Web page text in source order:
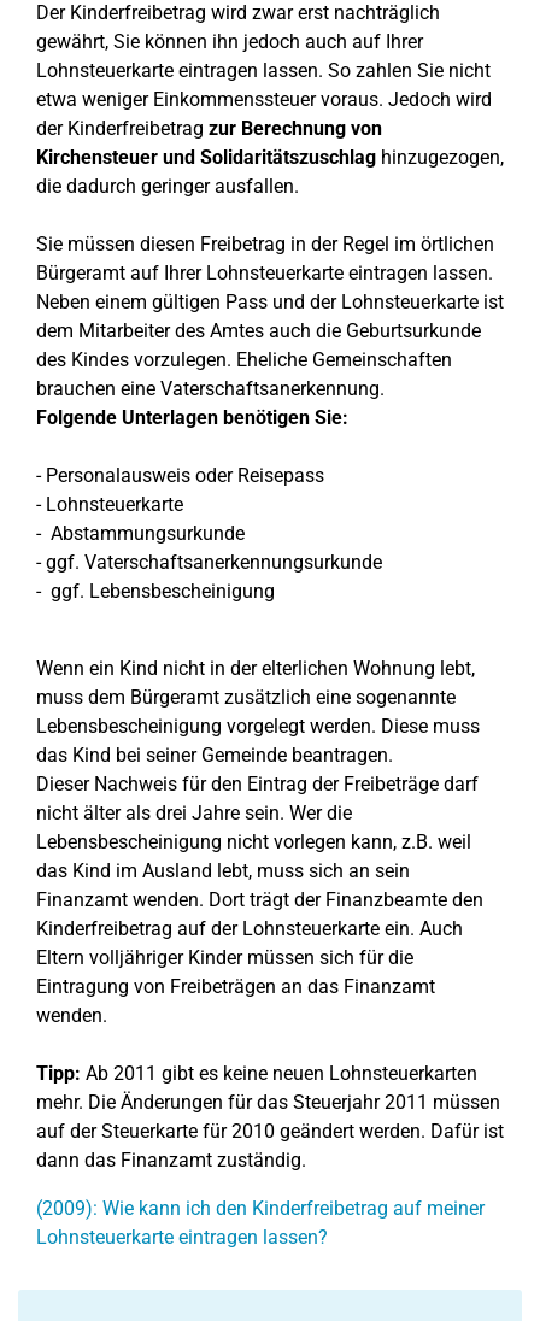
Der Kinderfreibetrag wird zwar erst nachträglich
gewährt, Sie können ihn jedoch auch auf Ihrer
Lohnsteuerkarte eintragen lassen. So zahlen Sie nicht
etwa weniger Einkommenssteuer voraus. Jedoch wird
der Kinderfreibetrag zur Berechnung von
Kirchensteuer und Solidaritätszuschlag hinzugezogen,
die dadurch geringer ausfallen.
Sie müssen diesen Freibetrag in der Regel im örtlichen
Bürgeramt auf Ihrer Lohnsteuerkarte eintragen lassen.
Neben einem gültigen Pass und der Lohnsteuerkarte ist
dem Mitarbeiter des Amtes auch die Geburtsurkunde
des Kindes vorzulegen. Eheliche Gemeinschaften
brauchen eine Vaterschaftsanerkennung.
Folgende Unterlagen benötigen Sie:
- Personalausweis oder Reisepass
- Lohnsteuerkarte
- Abstammungsurkunde
- ggf. Vaterschaftsanerkennungsurkunde
- ggf. Lebensbescheinigung
Wenn ein Kind nicht in der elterlichen Wohnung lebt,
muss dem Bürgeramt zusätzlich eine sogenannte
Lebensbescheinigung vorgelegt werden. Diese muss
das Kind bei seiner Gemeinde beantragen.
Dieser Nachweis für den Eintrag der Freibeträge darf
nicht älter als drei Jahre sein. Wer die
Lebensbescheinigung nicht vorlegen kann, z.B. weil
das Kind im Ausland lebt, muss sich an sein
Finanzamt wenden. Dort trägt der Finanzbeamte den
Kinderfreibetrag auf der Lohnsteuerkarte ein. Auch
Eltern volljähriger Kinder müssen sich für die
Eintragung von Freibeträgen an das Finanzamt
wenden.
Tipp: Ab 2011 gibt es keine neuen Lohnsteuerkarten
mehr. Die Änderungen für das Steuerjahr 2011 müssen
auf der Steuerkarte für 2010 geändert werden. Dafür ist
dann das Finanzamt zuständig.
(2009): Wie kann ich den Kinderfreibetrag auf meiner
Lohnsteuerkarte eintragen lassen?